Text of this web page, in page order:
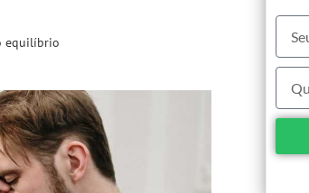
equilíbrio